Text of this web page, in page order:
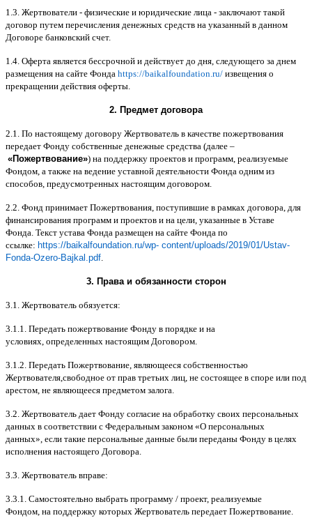
1.3. Жертвователи - физические и юридические лица - заключают такой
договор путем перечисления денежных средств на указанный в данном
Договоре банковский счет.
1.4. Оферта является бессрочной и действует до дня следующего за днем
размещения на сайте Фонда https://baikalfoundation.ru/ извещения о
прекращении действия оферты
2. Предмет договора
2.1. По настоящему договору Жертвователь в качестве пожертвования
передает Фонду собственные денежные средства (далее –
«Пожертвование») на поддержку проектов и программ реализуемые
Фондом а также на ведение уставной деятельности Фонда одним из
способов предусмотренных настоящим договором
2.2. Фонд принимает Пожертвования поступившие в рамках договора для
финансирования программ и проектов и на цели указанные в Уставе
Фонда Текст устава Фонда размещен на сайте Фонда по
ссылке: https://baikalfoundation.ru/wp- content/uploads/2019/01/Ustav-
Fonda-Ozero-Bajkal.pdf
3. Права и обязанности сторон
3.1. Жертвователь обязуется:
3.1.1. Передать пожертвование Фонду в порядке и на
условиях определенных настоящим Договором
3.1.2. Передать Пожертвование являющееся собственностью
Жертвователя свободное от прав третьих лиц не состоящее в споре или под
арестом не являющееся предметом залога
3.2. Жертвователь дает Фонду согласие на обработку своих персональных
данных в соответствии с Федеральным законом «О персональных
данных», если такие персональные данные были переданы Фонду в целях
исполнения настоящего Договора
3.3. Жертвователь вправе:
3.3.1. Самостоятельно выбрать программу / проект, реализуемые
Фондом на поддержку которых Жертвователь передает Пожертвование